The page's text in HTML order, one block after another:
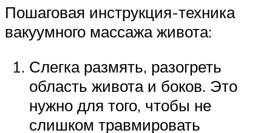
Пошаговая инструкция-техника
вакуумного массажа живота:
Слегка размять, разогреть
область живота и боков. Это
нужно для того, чтобы не
слишком травмировать